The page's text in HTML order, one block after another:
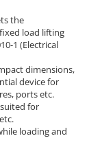
the
load lifting
1 (Electrical
dimensions,
device for
ports etc.
for
loading and